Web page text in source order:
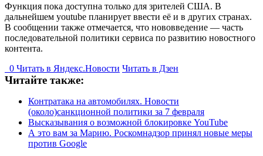
Функция пока доступна только для зрителей США. В
дальнейшем youtube планирует ввести её и в других странах.
В сообщении также отмечается, что нововведение — часть
последовательной политики сервиса по развитию новостного
контента.
0 Читать в Яндекс.Новости Читать в Дзен
Читайте также:
Контратака на автомобилях. Новости
(около)санкционной политики за 7 февраля
Высказывания о возможной блокировке YouTube
А это вам за Марию. Роскомнадзор принял новые меры
против Google